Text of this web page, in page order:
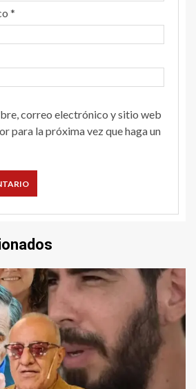
*
correo electrónico y sitio web
para la próxima vez que haga un